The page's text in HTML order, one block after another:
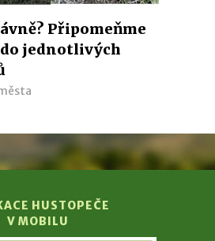
Připomeňme
jednotlivých
HUSTOPEČE
V MOBILU